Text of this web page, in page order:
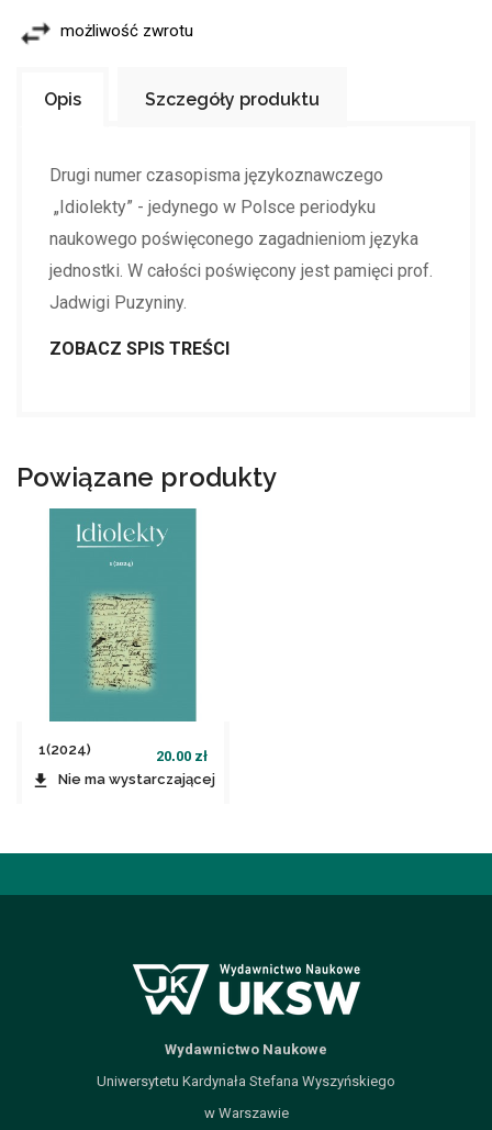
możliwość zwrotu
Opis Szczegóły produktu
Drugi numer czasopisma językoznawczego
„Idiolekty” - jedynego w Polsce periodyku
naukowego poświęconego zagadnieniom języka
jednostki. W całości poświęcony jest pamięci prof.
Jadwigi Puzyniny.
ZOBACZ SPIS TREŚCI
Powiązane produkty
1(2024)
Idiolekty
20,00 zł
file_download Nie ma wystarczającej
magazynie
Wydawnictwo Naukowe
Uniwersytetu Kardynała Stefana Wyszyńskiego
w Warszawie